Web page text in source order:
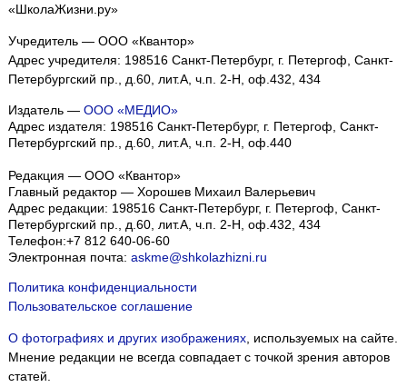
«ШколаЖизни.ру»
Учредитель — ООО «Квантор»
Адрес учредителя: 198516 Санкт-Петербург, г. Петергоф, Санкт-
Петербургский пр., д.60, лит.А, ч.п. 2-Н, оф.432, 434
Издатель — ООО «МЕДИО»
Адрес издателя: 198516 Санкт-Петербург, г. Петергоф, Санкт-
Петербургский пр., д.60, лит.А, ч.п. 2-Н, оф.440
Редакция — ООО «Квантор»
Главный редактор — Хорошев Михаил Валерьевич
Адрес редакции: 198516 Санкт-Петербург, г. Петергоф Санкт-
Петербургский пр., д.60, лит.А, ч.п. 2-Н, оф.432, 434
Телефон:+7 812 640-06-60
Электронная почта: askme@shkolazhizni.ru
Политика конфиденциальности
Пользовательское соглашение
О фотографиях и других изображениях, используемых на сайте.
Мнение редакции не всегда совпадает с точкой зрения авторов
статей.